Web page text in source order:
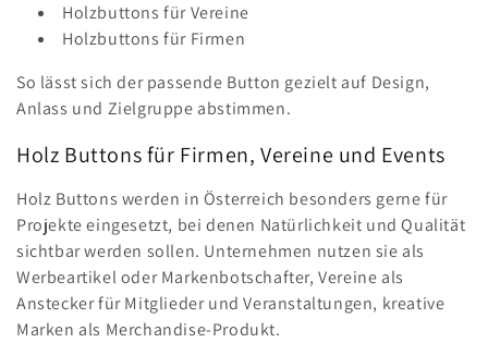
Holzbuttons für Vereine
Holzbuttons für Firmen
So lässt sich der passende Button gezielt auf Design,
Anlass und Zielgruppe abstimmen.
Holz Buttons für Firmen, Vereine und Events
Holz Buttons werden in Österreich besonders gerne für
Projekte eingesetzt, bei denen Natürlichkeit und Qualität
sichtbar werden sollen. Unternehmen nutzen sie als
Werbeartikel oder Markenbotschafter, Vereine als
Anstecker für Mitglieder und Veranstaltungen, kreative
Marken als Merchandise-Produkt.